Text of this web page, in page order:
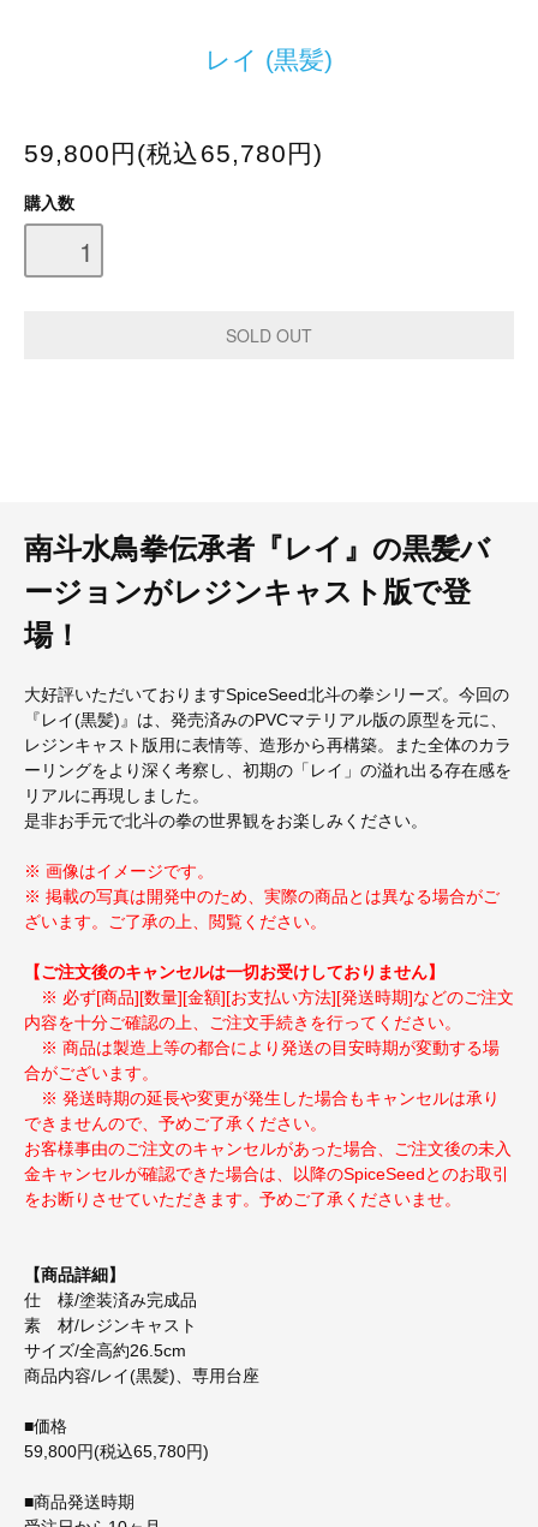
レイ (黒髪)
59,800円(税込65,780円)
購入数
南斗水鳥拳伝承者『レイ』の黒髪バ
ージョンがレジンキャスト版で登
場！
大好評いただいておりますSpiceSeed北斗の拳シリーズ。今回の
『レイ(黒髪)』は、発売済みのPVCマテリアル版の原型を元に、
レジンキャスト版用に表情等、造形から再構築。また全体のカラ
ーリングをより深く考察し、初期の「レイ」の溢れ出る存在感を
リアルに再現しました。
是非お手元で北斗の拳の世界観をお楽しみください。
※ 画像はイメージです。
※ 掲載の写真は開発中のため、実際の商品とは異なる場合がご
ざいます。ご了承の上、閲覧ください。
【ご注文後のキャンセルは一切お受けしておりません】
※ 必ず[商品][数量][金額][お支払い方法][発送時期]などのご注文
内容を十分ご確認の上、ご注文手続きを行ってください。
※ 商品は製造上等の都合により発送の目安時期が変動する場
合がございます。
※ 発送時期の延長や変更が発生した場合もキャンセルは承り
できませんので、予めご了承ください。
お客様事由のご注文のキャンセルがあった場合、ご注文後の未入
金キャンセルが確認できた場合は、以降のSpiceSeedとのお取引
をお断りさせていただきます。予めご了承くださいませ。
【商品詳細】
仕 様/塗装済み完成品
素 材/レジンキャスト
サイズ/全高約26.5cm
商品内容/レイ(黒髪)、専用台座
■価格
59,800円(税込65,780円)
■商品発送時期